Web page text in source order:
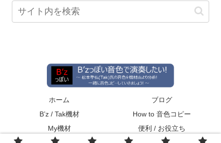
ホーム
ブログ
B’z / Tak機材
How to 音色コピー
My機材
便利 / お役立ち